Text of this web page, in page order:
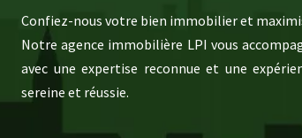
Confiez-nous votre bien immobilier et
Notre agence immobilière LPI vous
avec une expertise reconnue et une
sereine et réussie.